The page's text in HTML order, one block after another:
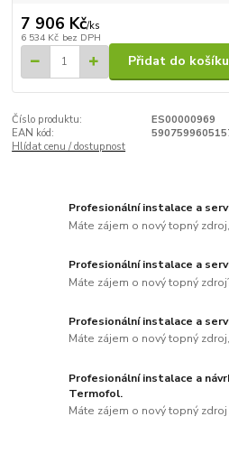
7 906 Kč/ks
6 534 Kč bez DPH
Přidat do košíku
Číslo produktu:
ES00000969
EAN kód:
Hlídat cenu / dostupnost
Profesionální instalace a
Máte zájem o nový topný
Profesionální instalace a
Máte zájem o nový topný
Profesionální instalace a
Máte zájem o nový topný
Profesionální instalace a
Termofol.
Máte zájem o nový topný zdroj